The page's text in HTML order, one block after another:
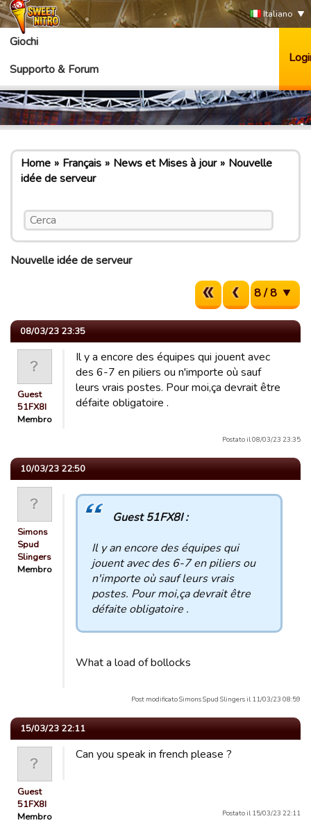
Italiano
Giochi
Supporto & Forum
Home Français News et Mises à jour
Nouvelle
idée de serveur
Nouvelle idée de serveur
8 / 8
08/03/23 23:35
Guest
51FX8I
Membro
Il y a encore des équipes qui jouent avec
des 6-7 en piliers ou n'importe où sauf
leurs vrais postes. Pour moi,ça devrait être
défaite obligatoire .
Postato il 08/03/23 23:35
10/03/23 22:50
Simons
Spud
Slingers
Membro
Guest 51FX8I :
Il y an encore des équipes qui
jouent avec des 6-7 en piliers ou
n'importe où sauf leurs vrais
postes. Pour moi,ça devrait être
défaite obligatoire .
What a load of bollocks
Post modificato Simons Spud Slingers il 11/03/23 08:59
15/03/23 22:11
Guest
51FX8I
Membro
Can you speak in french please ?
Postato il 15/03/23 22:11